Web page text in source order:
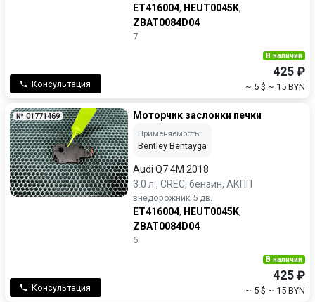
ET416004, HEUT0045K,
ZBAT0084D04
7
Консультация
В наличии
425 ₽
~ 5 $ ~ 15 BYN
№ 01771469 Моторчик заслонки печки
Применяемость:
Bentley Bentayga
Audi Q7 4M 2018
3.0 л., CREC, бензин, АКПП
внедорожник 5 дв.
ET416004, HEUT0045K,
ZBAT0084D04
6
Консультация
В наличии
425 ₽
~ 5 $ ~ 15 BYN